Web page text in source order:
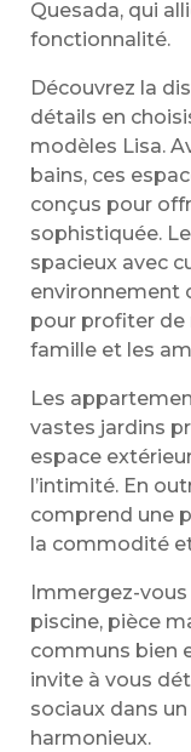
Quesada, qui
fonctionnalité.
Découvrez la
détails en
modèles Lisa.
bains, ces
conçus pour
sophistiquée.
spacieux avec
environnement
pour profiter de
famille et les
Les
vastes jardins
espace
l’intimité. En
comprend une
la commodité
Immergez-
piscine, pièce
communs bien
invite à vous
sociaux dans
harmonieux.